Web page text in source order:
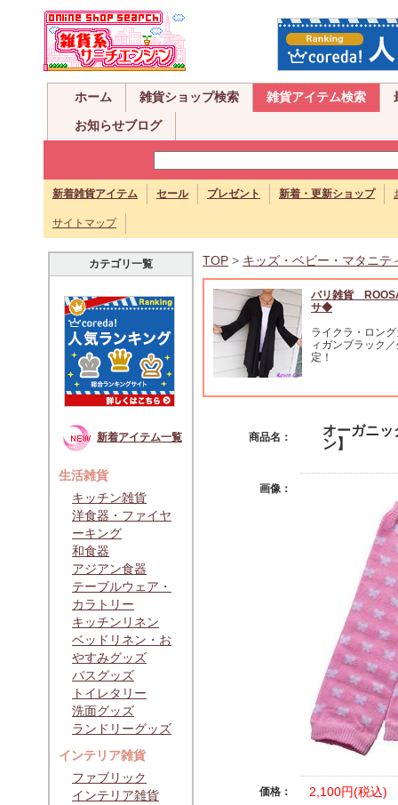
ホーム 雑貨ショップ検索 雑貨アイテム検索
お知らせブログ
新着雑貨アイテム セール プレゼント 新着・更新ショップ
サイトマップ
カテゴリ一覧
新着アイテム一覧
生活雑貨
キッチン雑貨
洋食器・ファイヤ
ーキング
和食器
アジアン食器
テーブルウェア・
カラトリー
キッチンリネン
ベッドリネン・お
やすみグッズ
バスグッズ
トイレタリー
洗面グッズ
ランドリーグッズ
インテリア雑貨
ファブリック
インテリア雑貨
TOP > キッズ・ベビー・マタニテ
バリ雑貨
サ◆
ライクラ・ロン
ィガンブラック
定！
商品名：
オーガニ
ン】
画像：
価格： 2,100円(税込)